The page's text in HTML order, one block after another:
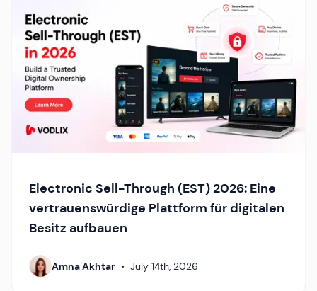
Electronic Sell-Through (EST) 2026: Eine
vertrauenswürdige Plattform für digitalen
Besitz aufbauen
Amna Akhtar • July 14th, 2026